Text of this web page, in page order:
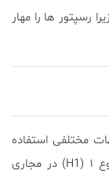
رسپتور ها را مهار
مختلفی استفاده
کنند. به عنوان مثال گیرنده های هیستامینی نوع ۱ (H1) در مجاری